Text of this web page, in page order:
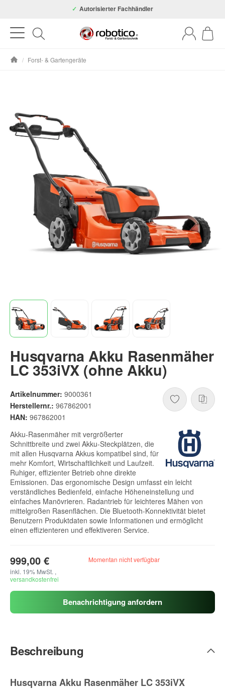
Autorisierter Fachhändler
/ Forst- & Gartengeräte
Husqvarna Akku Rasenmäher
LC 353iVX (ohne Akku)
Artikelnummer: 9000361
Herstellernr.: 967862001
HAN: 967862001
Akku-Rasenmäher mit vergrößerter
Schnittbreite und zwei Akku-Steckplätzen, die
mit allen Husqvarna Akkus kompatibel sind, für
mehr Komfort, Wirtschaftlichkeit und Laufzeit.
Ruhiger, effizienter Betrieb ohne direkte
Emissionen. Das ergonomische Design umfasst ein leicht
verständliches Bedienfeld, einfache Höheneinstellung und
einfaches Manövrieren. Radantrieb für leichteres Mähen von
mittelgroßen Rasenflächen. Die Bluetooth-Konnektivität bietet
Benutzern Produktdaten sowie Informationen und ermöglicht
einen effizienteren und effektiveren Service.
999,00 €
inkl. 19% MwSt. ,
versandkostenfrei
Momentan nicht verfügbar
Benachrichtigung anfordern
Beschreibung
Husqvarna Akku Rasenmäher LC 353iVX